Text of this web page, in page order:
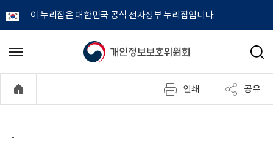
이 누리집은 대한민국 공식 전자정부 누리집입니다.
개
정
메
기
검
인쇄 공유
-